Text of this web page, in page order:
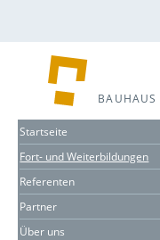
BAUHAUS
Startseite
Fort- und Weiterbildungen
Referenten
Partner
Über uns